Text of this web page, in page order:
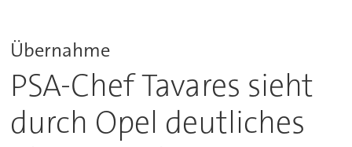
Übernahme
PSA-Chef Tavares sieht
durch Opel deutliches